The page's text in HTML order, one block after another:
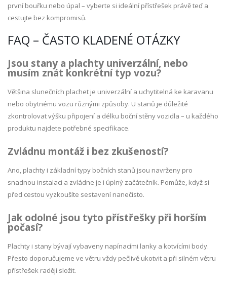
první bouřku nebo úpal – vyberte si ideální přístřešek právě teď a
cestujte bez kompromisů.
FAQ – ČASTO KLADENÉ OTÁZKY
Jsou stany a plachty univerzální, nebo
musím znát konkrétní typ vozu?
Většina slunečních plachet je univerzální a uchytitelná ke karavanu
nebo obytnému vozu různými způsoby. U stanů je důležité
zkontrolovat výšku připojení a délku boční stěny vozidla – u každého
produktu najdete potřebné specifikace.
Zvládnu montáž i bez zkušeností?
Ano, plachty i základní typy bočních stanů jsou navrženy pro
snadnou instalaci a zvládne je i úplný začátečník. Pomůže, když si
před cestou vyzkoušíte sestavení nanečisto.
Jak odolné jsou tyto přístřešky při horším
počasí?
Plachty i stany bývají vybaveny napínacími lanky a kotvícími body.
Přesto doporučujeme ve větru vždy pečlivě ukotvit a při silném větru
přístřešek raději složit.